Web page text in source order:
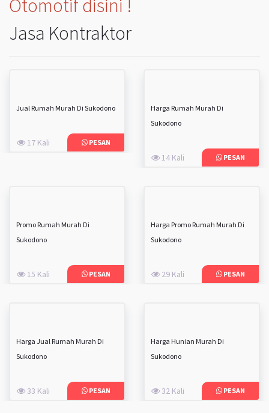
Otomotif disini !
Jasa Kontraktor
Jual Rumah Murah Di Sukodono
17 Kali PESAN
Harga Rumah Murah Di
Sukodono
14 Kali PESAN
Promo Rumah Murah Di
Sukodono
15 Kali PESAN
Harga Promo Rumah Murah Di
Sukodono
29 Kali PESAN
Harga Jual Rumah Murah Di
Sukodono
33 Kali PESAN
Harga Hunian Murah Di
Sukodono
32 Kali PESAN